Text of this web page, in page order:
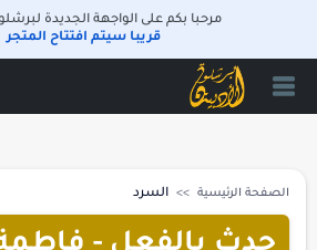
مرحبا بكم على الواجهة الجديدة
قريبا سيتم افتتاح المتجر
الصفحة الرئيسية السرد